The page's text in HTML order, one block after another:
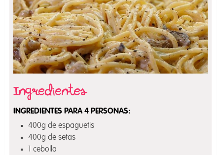
INGREDIENTES PARA 4 PERSONAS:
400g de espaguetis
400g de setas
1 cebolla